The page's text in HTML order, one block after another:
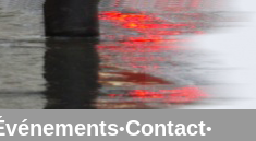
•Contact•